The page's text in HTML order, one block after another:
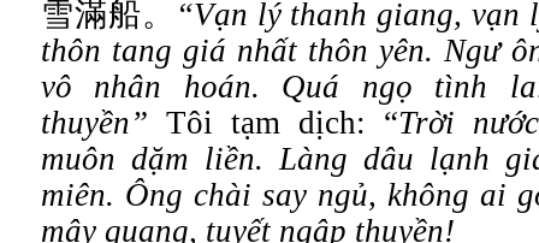
雪滿船。
“Vạn lý thanh giang, vạn
thôn tang giá nhất thôn yên. Ngư
vô nhân hoán. Quá ngọ tình
thuyền” Tôi tạm dịch: “Trời
muôn dặm liền. Làng dâu lạnh
miên. Ông chài say ngủ, không ai
mây quang, tuyết ngập thuyền!